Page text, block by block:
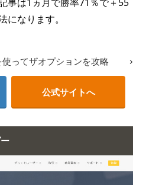
になります。
ってザオプションを攻略
公式サイトへ